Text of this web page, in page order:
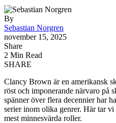
By
Sebastian Norgren
november 15, 2025
Share
2 Min Read
SHARE
Clancy Brown är en amerikansk
röst och imponerande närvaro på
spänner över flera decennier har
serier inom olika genrer. Här tar vi
mest minnesvärda roller.